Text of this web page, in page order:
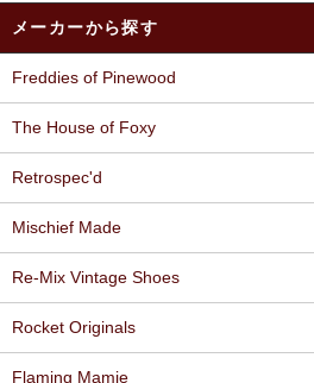
メーカーから探す
Freddies of Pinewood
The House of Foxy
Retrospec'd
Mischief Made
Re-Mix Vintage Shoes
Rocket Originals
Flaming Mamie